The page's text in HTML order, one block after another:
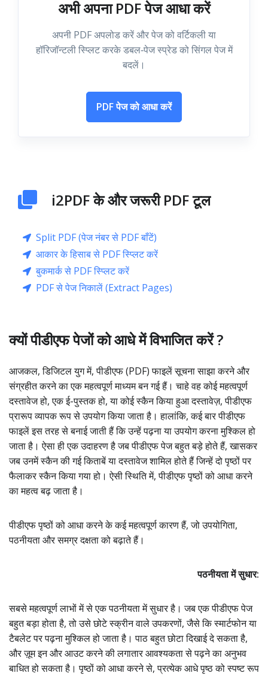
अभी अपना PDF पेज आधा करें
अपनी PDF अपलोड करें और पेज को वर्टिकली या
हॉरिजॉन्टली स्प्लिट करके डबल‑पेज स्प्रेड को सिंगल पेज में
बदलें।
PDF पेज को आधा करें
i2PDF के और जरूरी PDF टूल
Split PDF (पेज नंबर से PDF बाँटें)
आकार के हिसाब से PDF स्प्लिट करें
बुकमार्क से PDF स्प्लिट करें
PDF से पेज निकालें (Extract Pages)
क्यों पीडीएफ पेजों को आधे में विभाजित करें ?
आजकल, डिजिटल युग में, पीडीएफ (PDF) फाइलें सूचना साझा करने और
संग्रहीत करने का एक महत्वपूर्ण माध्यम बन गई हैं। चाहे वह कोई महत्वपूर्ण
दस्तावेज हो, एक ई-पुस्तक हो, या कोई स्कैन किया हुआ दस्तावेज़, पीडीएफ
प्रारूप व्यापक रूप से उपयोग किया जाता है। हालांकि, कई बार पीडीएफ
फाइलें इस तरह से बनाई जाती हैं कि उन्हें पढ़ना या उपयोग करना मुश्किल हो
जाता है। ऐसा ही एक उदाहरण है जब पीडीएफ पेज बहुत बड़े होते हैं, खासकर
जब उनमें स्कैन की गई किताबें या दस्तावेज शामिल होते हैं जिन्हें दो पृष्ठों पर
फैलाकर स्कैन किया गया हो। ऐसी स्थिति में, पीडीएफ पृष्ठों को आधा करने
का महत्व बढ़ जाता है।
पीडीएफ पृष्ठों को आधा करने के कई महत्वपूर्ण कारण हैं, जो उपयोगिता,
पठनीयता और समग्र दक्षता को बढ़ाते हैं।
पठनीयता में सुधार:
सबसे महत्वपूर्ण लाभों में से एक पठनीयता में सुधार है। जब एक पीडीएफ पेज
बहुत बड़ा होता है, तो उसे छोटे स्क्रीन वाले उपकरणों, जैसे कि स्मार्टफोन या
टैबलेट पर पढ़ना मुश्किल हो जाता है। पाठ बहुत छोटा दिखाई दे सकता है,
और ज़ूम इन और आउट करने की लगातार आवश्यकता से पढ़ने का अनुभव
बाधित हो सकता है। पृष्ठों को आधा करने से, प्रत्येक आधे पृष्ठ को स्पष्ट रूप